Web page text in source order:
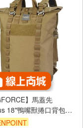
】馬蓋先
18"鴨嘴獸捲口背包
軍用背包 登山背包 露